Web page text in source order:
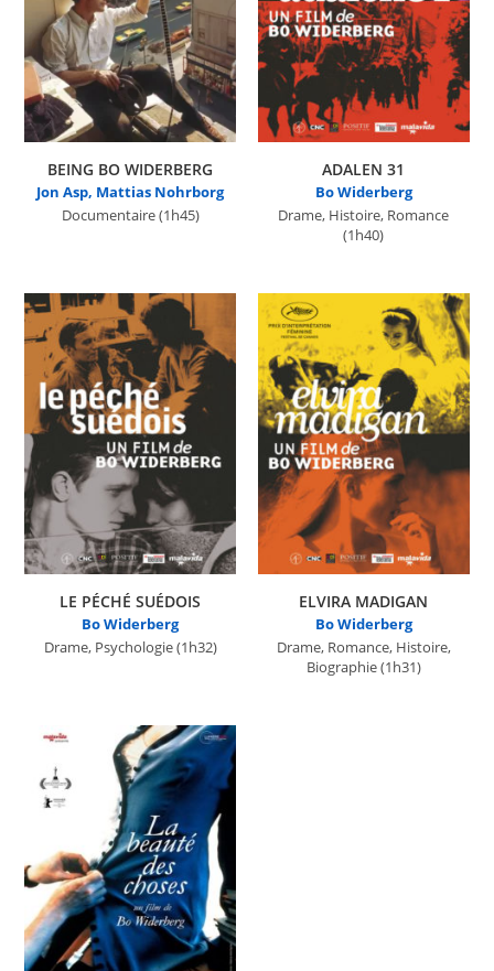
BEING BO WIDERBERG
Jon Asp, Mattias Nohrborg
Documentaire(1h45)
ADALEN 31
Bo Widerberg
Drame, Histoire, Romance
(1h40)
LE PÉCHÉ SUÉDOIS
Bo Widerberg
Drame, Psychologie(1h32)
ELVIRA MADIGAN
Bo Widerberg
Drame, Romance, Histoire,
Biographie(1h31)